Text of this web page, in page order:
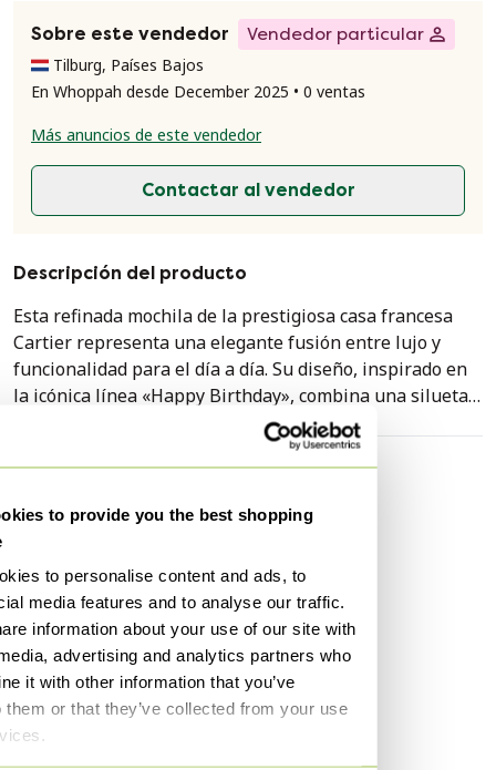
to provide you the best shopping
to personalise content and ads, to
media features and to analyse our traffic.
information about your use of our site with
advertising and analytics partners who
it with other information that you’ve
them or that they’ve collected from your use
Sobre este vendedor
Vendedor particular
Tilburg, Países Bajos
En Whoppah desde December 2025 • 0 ventas
Más anuncios de este vendedor
Contactar al vendedor
Descripción del producto
Esta refinada mochila de la prestigiosa casa francesa
Cartier representa una elegante fusión entre lujo y
funcionalidad para el día a día. Su diseño, inspirado en
la icónica línea «Happy Birthday», combina una silueta
arquitectónica y estilizada con el inconfundible sello
calidad, luce el distintivo monograma de Cartier grabado
herrajes dorados, incluyendo las robustas hebillas
ajustables y la cremallera de funcionamiento suave,
crean un contraste elegante y clásico con el intenso rojo
del brillante cuero. El interior, cuidadosamente acabado
y forrado con un tejido jacquard a juego, también
adornado con el logotipo de la casa, ofrece un espacio
organizado para tus objetos personales.
Especificaciones
Condición
Excelente
Material
Piel
Número de artículos
1
Género
Mujeres
Color del hardware
Oro (GHW)
Altura